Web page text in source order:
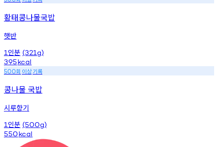
황태콩나물국밥
햇반
1 인분 (321g)
395kcal
500회 이상기록
콩나물 국밥
시루향기
1 인분 (500g)
550kcal